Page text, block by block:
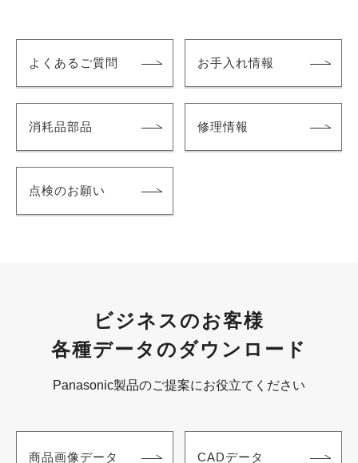
よくあるご質問 お手入れ情報
消耗品部品 修理情報
点検のお願い
ビジネスのお客様
各種データのダウンロード
Panasonic製品のご提案にお役立てください
商品画像データ CADデータ